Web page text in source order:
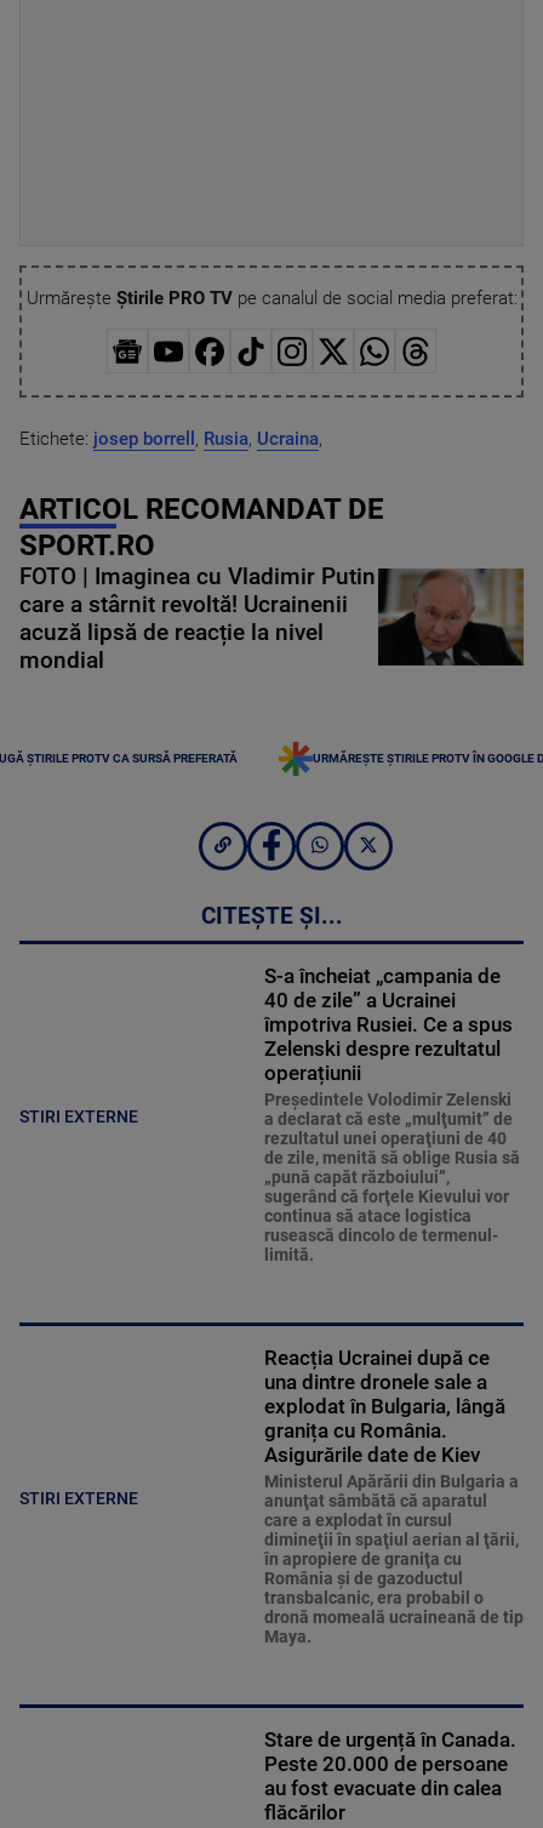
Urmărește Știrile PRO TVpe canalul de social media preferat:
Etichete: josep borrell , Rusia, Ucraina,
ARTICOL RECOMANDAT DE
SPORT.RO
FOTO | Imaginea cu Vladimir Putin
care a stârnit revoltă! Ucrainenii
acuză lipsă de reacție la nivel
mondial
ȘTIRILE PROTV CA SURSĂ PREFERATĂ URMĂREȘTE ȘTIRILE PROTV ÎN GOOGLE
CITEȘTE ȘI...
STIRI EXTERNE
S-a încheiat „campania de
40 de zile” a Ucrainei
împotriva Rusiei. Ce a spus
Zelenski despre rezultatul
operațiunii
Preşedintele Volodimir Zelenski
a declarat că este „mulţumit” de
rezultatul unei operaţiuni de 40
de zile, menită să oblige Rusia să
„pună capăt războiului”,
sugerând că forţele Kievului vor
continua să atace logistica
rusească dincolo de termenul-
limită.
STIRI EXTERNE
Reacția Ucrainei după ce
una dintre dronele sale a
explodat în Bulgaria, lângă
granița cu România.
Asigurările date de Kiev
Ministerul Apărării din Bulgaria a
anunţat sâmbătă că aparatul
care a explodat în cursul
dimineţii în spaţiul aerian al ţării,
în apropiere de graniţa cu
România şi de gazoductul
transbalcanic, era probabil o
dronă momeală ucraineană de tip
Maya.
Stare de urgență în Canada.
Peste 20.000 de persoane
au fost evacuate din calea
flăcărilor